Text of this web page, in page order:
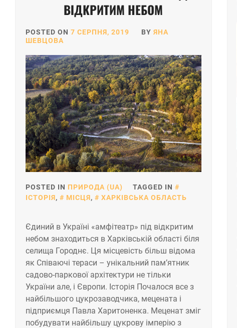
ВІДКРИТИМ НЕБОМ
POSTED ON 7 СЕРПНЯ, 2019 BY ЯНА
ШЕВЦОВА
POSTED IN ПРИРОДА (UA)
TAGGED IN
ІСТОРІЯ, МІСЦЯ, ХАРКІВСЬКА ОБЛАСТЬ
Єдиний в Україні «амфітеатр» під відкритим
небом знаходиться в Харківській області біля
селища Городнє. Ця місцевість більш відома
як Співаючі тераси – унікальний пам’ятник
садово-паркової архітектури не тільки
України але, і Європи. Історія Почалося все з
найбільшого цукрозаводчика, мецената і
підприємця Павла Харитоненка. Меценат зміг
побудувати найбільшу цукрову імперію з